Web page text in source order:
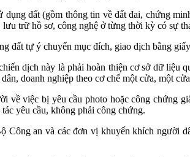
đất (gồm thông tin về đất đai, chứng
trữ hồ sơ, công nghệ ở từng thời kỳ có sự
đất tự ý chuyển mục đích, giao dịch bằng
dịch này là phải hoàn thiện cơ sở dữ
doanh nghiệp theo cơ chế một cửa, một
về việc bị yêu cầu photo hoặc công chứng
yêu cầu, không phải công chứng.
Công an và các đơn vị khuyến khích người